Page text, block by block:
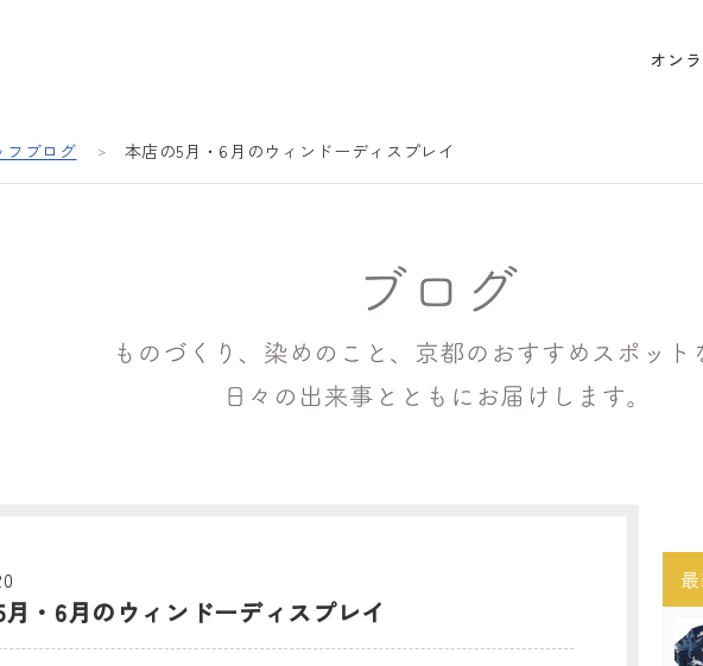
オン
フブログ 本店の5月・6月のウィンドーディスプレイ
・6月のウィンドーディスプレイ